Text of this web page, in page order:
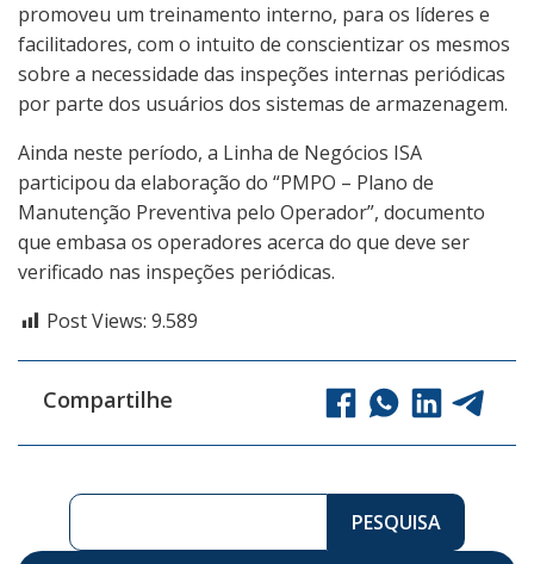
promoveu um treinamento interno, para os líderes e
facilitadores, com o intuito de conscientizar os mesmos
sobre a necessidade das inspeções internas periódicas
por parte dos usuários dos sistemas de armazenagem.
Ainda neste período, a Linha de Negócios ISA
participou da elaboração do “PMPO – Plano de
Manutenção Preventiva pelo Operador”, documento
que embasa os operadores acerca do que deve ser
verificado nas inspeções periódicas.
Post Views: 9.589
Compartilhe
Pesquisar ...
PESQUISA